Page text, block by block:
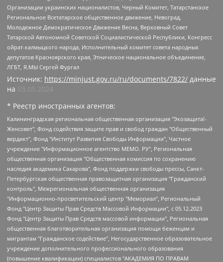
Организации украинских националистов, Черный Комитет, Татарстанское
Региональное Всетатарское общественное движение, Невоград,
Молодежное Демократическое Движение Весна, Верховный Совет
Татарской Автономной Советской Социалистической Республики, Конгресс
ойрат-калмыцкого народа, Исполнительный комитет совета народных
депутатов Красноярского края, Этническое национальное объединение,
ЛГБТ, Я.МЫ Сергей Фургал
Источник: https://minjust.gov.ru/ru/documents/7822/ данные
на 03.05.2024
* Реестр иностранных агентов:
Калининградская региональная общественная организация "Экозащита!-Женсовет", Фонд содействия защите прав и свобод граждан "Общественный вердикт", Фонд "Институт Развития Свободы Информации", Частное учреждение "Информационное агентство МЕМО. РУ", Региональная общественная организация "Общественная комиссия по сохранению наследия академика Сахарова", Фонд поддержки свободы прессы, Санкт-Петербургская общественная правозащитная организация "Гражданский контроль", Межрегиональная общественная организация "Информационно-просветительский центр "Мемориал", Региональный Фонд "Центр Защиты Прав Средств Массовой Информации", с 05.12.2023 Фонд "Центр Защиты Прав Средств массовой информации", Региональная общественная благотворительная организация помощи беженцам и мигрантам "Гражданское содействие", Негосударственное образовательное учреждение дополнительного профессионального образования (повышение квалификации) специалистов "АКАДЕМИЯ ПО ПРАВАМ ЧЕЛОВЕКА", Свердловская региональная общественная организация "Сутяжник", Автономная некоммерческая организация "Центр независимых социологических исследований", Союз общественных объединений "Российский исследовательский центр по правам человека", Региональное общественное учреждение научно-информационный центр "МЕМОРИАЛ", Некоммерческая организация "Фонд защиты гласности", Автономная некоммерческая организация "Институт прав человека", Городская общественная организация "Екатеринбургское общество "МЕМОРИАЛ", Городская общественная организация "Рязанское историко-просветительское и правозащитное общество "Мемориал" (Рязанский Мемориал), Челябинский региональный орган общественной самодеятельности – женское общественное объединение "Женщины Евразии", Челябинский региональный орган общественной самодеятельности "Уральская правозащитная группа", Фонд содействия защите здоровья и социальной справедливости имени Андрея Рылькова, Автономная Некоммерческая Организация "Аналитический Центр Юрия Левады", Автономная некоммерческая организация социальной поддержки населения "Проект Апрель", Региональная общественная организация помощи женщинам и детям, находящимся в кризисной ситуации "Информационно-методический центр "Анна", Фонд содействия развитию массовых коммуникаций и правовому просвещению "Так-так-Так", Фонд содействия устойчивому развитию "Серебряная тайга", Свердловский региональный общественный фонд социальных проектов "Новое время", "Idel.Реалии", Кавказ.Реалии, Крым.Реалии, Телеканал Настоящее Время, Татаро-башкирская служба Радио Свобода (Azatliq Radiosi), Радио Свободная Европа/Радио Свобода (PCE/PC), "Сибирь.Реалии", "Фактограф", Благотворительный фонд помощи осужденным и их семьям, Автономная некоммерческая организация "Институт глобализации и социальных движений", Фонд "В защиту прав заключенных", Частное учреждение "Центр поддержки и содействия развитию средств массовой информации", Пензенский региональный общественный благотворительный фонд "Гражданский союз", "Север.Реалии", Некоммерческая организация Фонд "Правовая инициатива", Общество с ограниченной ответственностью "Радио Свободная Европа/Радио Свобода", Чешское информационное агентство "MEDIUM-ORIENT", Красноярская региональная общественная организация "Мы против СПИДа", Камалягин Денис Николаевич, Маркелов Сергей Евгеньевич, Пономарев Лев Александрович, Савицкая Людмила Алексеевна, Автономная некоммерческая организация "Центр по работе с проблемой насилия "НАСИЛИЮ.НЕТ", Межрегиональный профессиональный союз работников здравоохранения "Альянс врачей", Юридическое лицо, зарегистрированное в Латвийской Республике, SIA "Medusa Project" (регистрационный номер 40103797863, дата регистрации 10.06.2014), Некоммерческая организация "Фонд по борьбе с коррупцией", Автономная некоммерческая организация "Институт права и публичной политики", Баданин Роман Сергеевич, Гликин Максим Александрович, Железнова Мария Михайловна, Лукьянова Юлия Сергеевна, Маетная Елизавета Витальевна, Маняхин Петр Борисович, Чуракова Ольга Владимировна, Ярош Юлия Петровна, Юридическое лицо "The Insider SIA", зарегистрированное в Риге, Латвийская Республика (дата регистрации 26.06.2015), являющееся администратором доменного имени интернет-издания "The Insider SIA", https://theins.ru, Постернак Алексей Евгеньевич, Рубин Михаил Аркадьевич, Анин Роман Александрович, Юридическое лицо Istories fonds, зарегистрированное в Латвийской Республике (регистрационный номер 50008295751, дата регистрации 24.02.2020), Великовский Дмитрий Александрович, Долинина Ирина Николаевна, Мароховская Алеся Алексеевна, Шлейнов Роман Юрьевич, Шмагун Олеся Валентиновна, Общество с ограниченной ответственностью "Альтаир 2021", Общество с ограниченной ответственностью "Вега 2021", Общество с ограниченной ответственностью "Главный редактор 2021", Общество с ограниченной ответственностью "Ромашки монолит", Важенков Артем Валерьевич, Ивановская областная общественная организация "Центр гендерных исследований", Гурман Юрий Альбертович, Медиапроект "ОВД-Инфо", Егоров Владимир Владимирович, Жилинский Владимир Александрович, Общество с ограниченной ответственностью "ЗП", Иванова София Юрьевна, Карезина Инна Павловна, Кильтау Екатерина Викторовна, Петров Алексей Викторович, Пискунов Сергей Евгеньевич, Смирнов Сергей Сергеевич, Тихонов Михаил Сергеевич, Общество с ограниченной ответственностью "ЖУРНАЛИСТ-ИНОСТРАННЫЙ АГЕНТ", Арапова Галина Юрьевна, Вольтская Татьяна Анатольевна, Американская компания "Mason G.E.S. Anonymous Foundation" (США), являющаяся владельцем интернет-издания https://mnews.world/, Компания "Stichting Bellingcat", зарегистрированная в Нидерландах (дата регистрации 11.07.2018), Захаров Андрей Вячеславович, Клепиковская Екатерина Дмитриевна, Общество с ограниченной ответственностью "МЕМО", Перл Роман Александрович, Симонов Евгений Алексеевич, Соловьева Елена Анатольевна, Сотников Даниил Владимирович, Сурначева Елизавета Дмитриевна, Автономная некоммерческая организация по защите прав человека и информированию населения "Якутия – Наше Мнение", Общество с ограниченной ответственностью "Москоу диджитал медиа", с 26.01.2023 Общество с ограниченной ответственностью "Чайка Белые сады", Ветошкина Валерия Валерьевна, Заговора Максим Александрович, Межрегиональное общественное движение "Российская ЛГБТ - сеть", Оленичев Максим Владимирович, Павлов Иван Юрьевич, Скворцова Елена Сергеевна, Общество с ограниченной ответственностью "Как бы инагент", Кочетков Игорь Викторович, Общество с ограниченной ответственностью "Честные выборы", Еланчик Олег Александрович, Общество с ограниченной ответственностью "Нобелевский призыв", Гималова Регина Эмилевна, Григорьев Андрей Валерьевич, Григорьева Алина Александровна, Ассоциация по содействию защите прав призывников, альтернативнослужащих и военнослужащих "Правозащитная группа "Гражданин.Армия.Право", Хисамова Регина Фаритовна, Автономная некоммерческая организация по реализации социально-правовых программ "Лилит", Дальневосточное общественное движение "Маяк", Санкт-Петербургская ЛГБТ-инициативная группа "Выход", Инициативная группа ЛГБТ+ "Реверс", Алексеев Андрей Викторович, Бекбулатова Таисия Львовна, Беляев Иван Михайлович, Владыкина Елена Сергеевна, Гельман Марат Александрович, Никульшина Вероника Юрьевна, Толоконникова Надежда Андреевна, Шендерович Виктор Анатольевич, Общество с ограниченной ответственностью "Данное сообщение", Общество с ограниченной ответственностью Издательский дом "Новая глава", Айнбиндер Александра Александровна, Московский комьюнити-центр для ЛГБТ+инициатив, Благотворительный фонд развития филантропии, Deutsche Welle (Германия, Kurt-Schumacher-Strasse 3, 53113 Bonn), Борзунова Мария Михайловна, Воробьев Виктор Викторович, Голубева Анна Львовна, Константинова Алла Михайловна, Малкова Ирина Владимировна, Мурадов Мурад Абдулгалимович, Осетинская Елизавета Николаевна, Понасенков Евгений Николаевич, Ганапольский Матвей Юрьевич, Киселев Евгений Алексеевич, Борухович Ирина Григорьевна, Дремин Иван Тимофеевич, Дубровский Дмитрий Викторович, Красноярская региональная общественная организация поддержки и развития альтернативных образовательных технологий и межкультурных коммуникаций "ИНТЕРРА", Маяковская Екатерина Алексеевна, Фейгин Марк Захарович, Филимонов Андрей Викторович, Дзугкоева Регина Николаевна, Доброхотов Роман Александрович, Дудь Юрий Александрович, Елкин Сергей Владимирович, Кругликов Кирилл Игоревич, Сабунаева Мария Леонидовна, Семенов Алексей Владимирович, Шаинян Карен Багратович, Шульман Екатерина Михайловна, Асафьев Артур Валерьевич, Вахштайн Виктор Семенович, Венедиктов Алексей Алексеевич, Лушникова Екатерина Евгеньевна, Волков Леонид Михайлович, Невзоров Александр Глебович, Пархоменко Сергей Борисович, Сироткин Ярослав Николаевич, Кара-Мурза Владимир Владимирович, Баранова Наталья Владимировна, Гозман Леонид Яковлевич, Кагарлицкий Борис Юльевич, Климарев Михаил Валерьевич, Милов Владимир Станиславович, Автономная некоммерческая организация Краснодарский центр современного искусства "Типография", Моргенштерн Алишер Тагирович, Соболь Любовь Эдуардовна, Общество с ограниченной ответственностью "ЛИЗА НОРМ", Каспаров Гарри Кимович, Ходорковский Михаил Борисович, Общество с ограниченной ответственностью "Апрельские тезисы", Данилович Ирина Брониславовна, Кашин Олег Владимирович, Петров Николай Владимирович, Пивоваров Алексей Владимирович, Соколов Михаил Владимирович, Цветкова Юлия Владимировна, Чичваркин Евгений Александрович, Комитет против пыток/Команда против пыток, Общество с ограниченной ответственностью "Первый научный", Общество с ограниченной ответственностью "Вертолет и ко", Белоцерковская Вероника Борисовна, Кац Максим Евгеньевич, Лазарева Татьяна Юрьевна, Шаведдинов Руслан Табризович, Яшин Илья Валерьевич, Общество с ограниченной ответственностью "Иноагент ААВ", Алешковский Дмитрий Петрович, Альбац Евгения Марковна, Быков Дмитрий Львович, Галямина Юлия Евгеньевна, Лойко Сергей Леонидович, Мартынов Кирилл Константинович, Медведев Сергей Александрович, Крашенинников Федор Геннадиевич, Гордеева Катерина Вл